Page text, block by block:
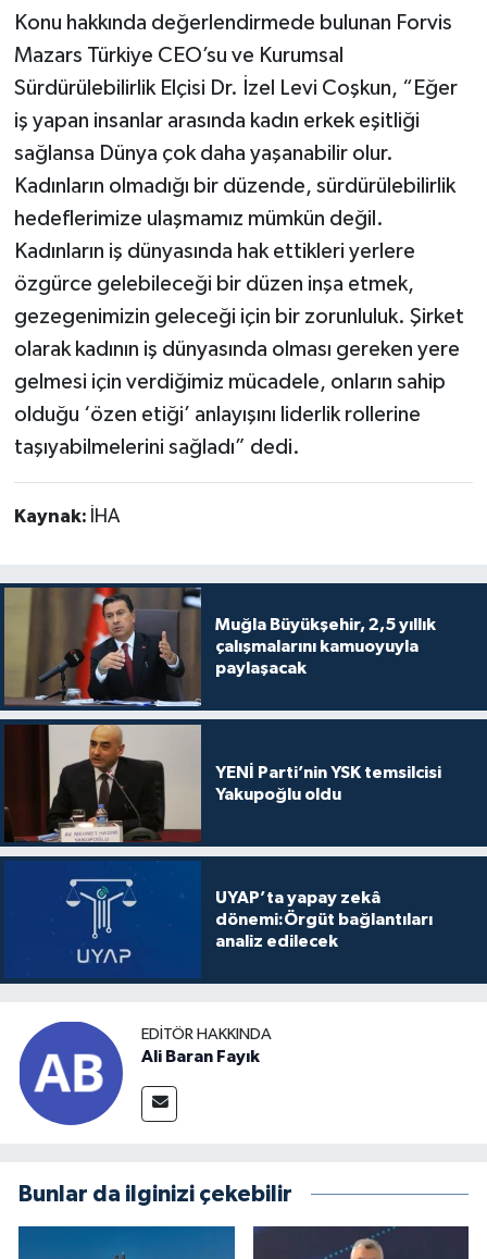
Konu hakkında değerlendirmede bulunan Forvis
Mazars Türkiye CEO’su ve Kurumsal
Sürdürülebilirlik Elçisi Dr. İzel Levi Coşkun, “Eğer
iş yapan insanlar arasında kadın erkek eşitliği
sağlansa Dünya çok daha yaşanabilir olur.
Kadınların olmadığı bir düzende, sürdürülebilirlik
hedeflerimize ulaşmamız mümkün değil.
Kadınların iş dünyasında hak ettikleri yerlere
özgürce gelebileceği bir düzen inşa etmek,
gezegenimizin geleceği için bir zorunluluk. Şirket
olarak kadının iş dünyasında olması gereken yere
gelmesi için verdiğimiz mücadele, onların sahip
olduğu ‘özen etiği’ anlayışını liderlik rollerine
taşıyabilmelerini sağladı” dedi.
Kaynak: İHA
Muğla Büyükşehir, 2,5 yıllık
çalışmalarını kamuoyuyla
paylaşacak
YENİ Parti’nin YSK temsilcisi
Yakupoğlu oldu
UYAP’ta yapay zekâ
dönemi:Örgüt bağlantıları
analiz edilecek
EDITÖR HAKKINDA
Ali Baran Fayık
Bunlar da ilginizi çekebilir